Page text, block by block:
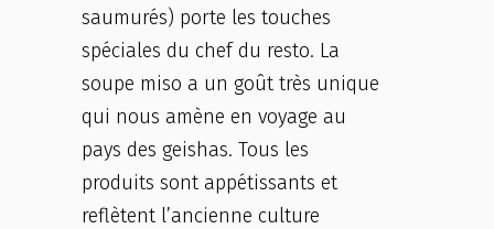
saumurés) porte les touches
spéciales du chef du resto. La
soupe miso a un goût très unique
qui nous amène en voyage au
pays des geishas. Tous les
produits sont appétissants et
reflètent l’ancienne culture